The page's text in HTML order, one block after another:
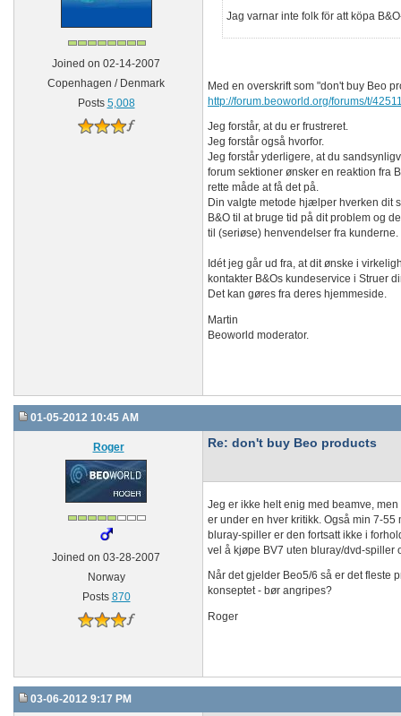
Joined on 02-14-2007
Copenhagen / Denmark
Posts 5,008
Jag varnar inte folk för att köpa
Med en overskrift som "don't buy Beo
http://forum.beoworld.org/forums/t/
Jeg forstår, at du er frustreret.
Jeg forstår også hvorfor.
Jeg forstår yderligere, at du
forum sektioner ønsker en reaktion fra
rette måde at få det på.
Din valgte metode hjælper hverken dit
B&O til at bruge tid på dit problem og
til (seriøse) henvendelser fra kunderne.
Idét jeg går ud fra, at dit ønske i
kontakter B&Os kundeservice i Struer
Det kan gøres fra deres hjemmeside.
Martin
Beoworld moderator.
01-05-2012 10:45 AM
Roger
Joined on 03-28-2007
Norway
Posts 870
Re: don't buy Beo products
Jeg er ikke helt enig med beamve,
er under en hver kritikk. Også min 7-
bluray-spiller er den fortsatt ikke i
vel å kjøpe BV7 uten bluray/dvd-spiller
Når det gjelder Beo5/6 så er det fleste
konseptet - bør angripes?
Roger
03-06-2012 9:17 PM